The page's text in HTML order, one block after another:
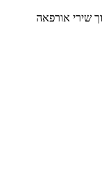
שירי אורפאה